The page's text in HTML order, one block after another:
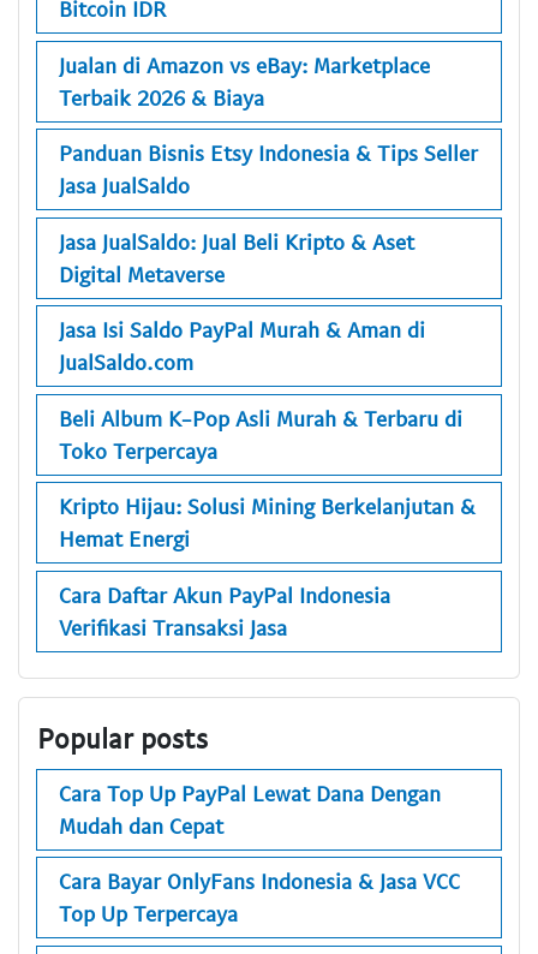
Bitcoin IDR
Jualan di Amazon vs eBay: Marketplace
Terbaik 2026 & Biaya
Panduan Bisnis Etsy Indonesia & Tips Seller
Jasa JualSaldo
Jasa JualSaldo: Jual Beli Kripto & Aset
Digital Metaverse
Jasa Isi Saldo PayPal Murah & Aman di
JualSaldo.com
Beli Album K-Pop Asli Murah & Terbaru di
Toko Terpercaya
Kripto Hijau: Solusi Mining Berkelanjutan &
Hemat Energi
Cara Daftar Akun PayPal Indonesia
Verifikasi Transaksi Jasa
Popular posts
Cara Top Up PayPal Lewat Dana Dengan
Mudah dan Cepat
Cara Bayar OnlyFans Indonesia & Jasa VCC
Top Up Terpercaya